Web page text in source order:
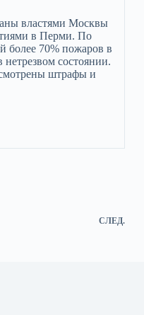
властями Москвы
в Перми. По
более 70% пожаров в
нетрезвом состоянии.
штрафы и
СЛЕД.